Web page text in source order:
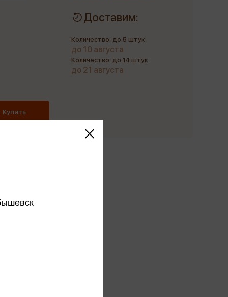
Доставим:
Количество: до 5 штук
до 10 августа
Количество: до 14 штук
до 21 августа
Купить
издательства